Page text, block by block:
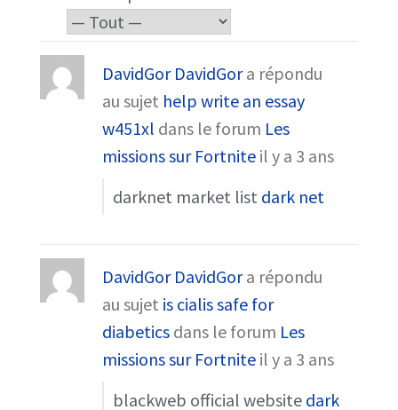
DavidGor DavidGora répondu
au sujet help write an essay
w451xl dans le forum Les
missions sur Fortnite il y a 3 ans
darknet market list dark net
DavidGor DavidGora répondu
au sujet is cialis safe for
diabetics dans le forum Les
missions sur Fortnite il y a 3 ans
blackweb official website dark